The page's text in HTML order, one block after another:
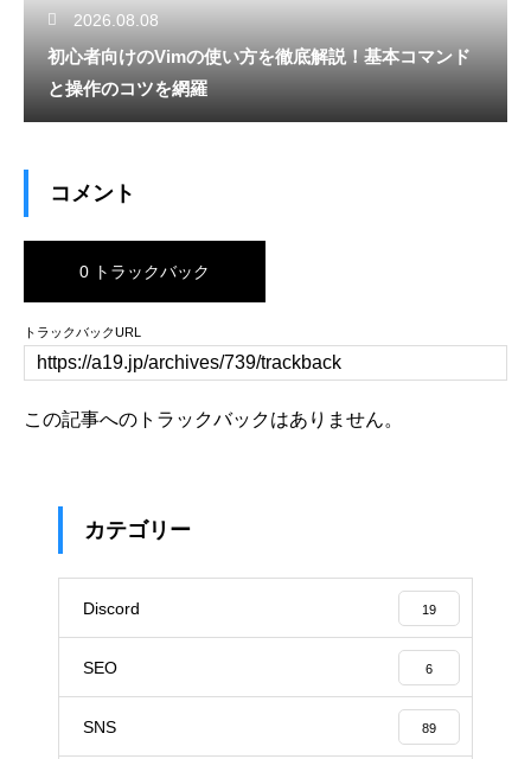
2026.08.08
初心者向けのVimの使い方を徹底解説！基本コマンド
と操作のコツを網羅
コメント
0 トラックバック
トラックバックURL
この記事へのトラックバックはありません。
カテゴリー
Discord 19
SEO 6
SNS 89